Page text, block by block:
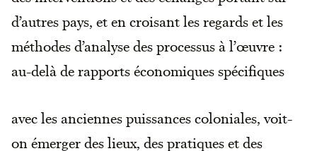
d’autres pays, et en croisant les regards et les
méthodes d’analyse des processus à l’œuvre :
au-delà de rapports économiques spécifiques
avec les anciennes puissances coloniales, voit-
on émerger des lieux, des pratiques et des